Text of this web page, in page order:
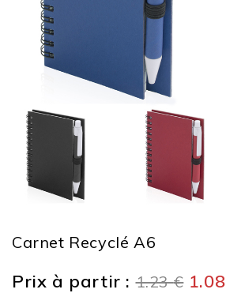
Carnet Recyclé A6
Prix à partir : 1.23€ 1.08